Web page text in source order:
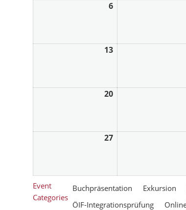
6
13
20
27
Event
Categories
Buchpräsentation Exkursion
ÖIF-Integrationsprüfung